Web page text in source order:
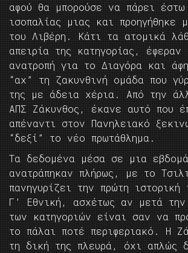
αφού θα μπορούσε να πάρει
ισοπαλίας μιας και προηγήθηκε
του Λιβέρη. Κάτι τα ατομικά
απειρία της κατηγορίας, έφεραν
ανατροπή για το Διαγόρα και
“αχ” τη ζακυνθινή ομάδα που
της με άδεια χέρια. Από την
ΑΠΣ Ζάκυνθος, έκανε αυτό που
απέναντι στον Πανηλειακό
“δεξί” το νέο πρωτάθλημα.
Τα δεδομένα μέσα σε μια
ανατράπηκαν πλήρως, με το
πανηγυρίζει την πρώτη ιστορική
Γ’ Εθνική, ασχέτως αν μετά την
των κατηγοριών είναι σαν να
το πάλαι ποτέ περιφεριακό. Η
τη δική της πλευρά, όχι απλώς